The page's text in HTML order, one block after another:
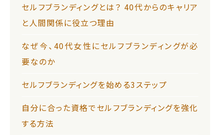
セルフブランディングとは？ 40代からのキャリア
と人間関係に役立つ理由
なぜ今、40代女性にセルフブランディングが必
要なのか
セルフブランディングを始める3ステップ
自分に合った資格でセルフブランディングを強化
する方法